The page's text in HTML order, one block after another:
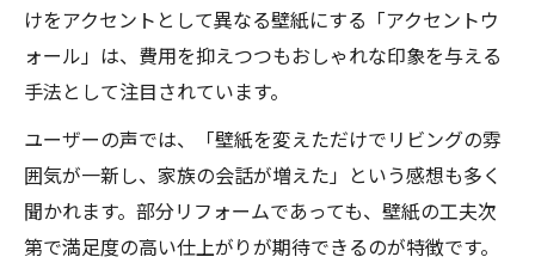
けをアクセントとして異なる壁紙にする「アクセントウ
ォール」は、費用を抑えつつもおしゃれな印象を与える
手法として注目されています。
ユーザーの声では、「壁紙を変えただけでリビングの雰
囲気が一新し、家族の会話が増えた」という感想も多く
聞かれます。部分リフォームであっても、壁紙の工夫次
第で満足度の高い仕上がりが期待できるのが特徴です。